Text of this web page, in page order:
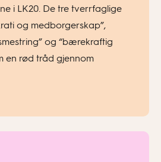
i LK20. De tre tverrfaglige
og medborgerskap”,
og “bærekraftig
en rød tråd gjennom